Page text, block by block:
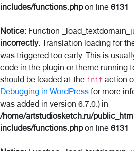
includes/functions.phpon line 6131
Notice: Function
incorrectly. Translation loading for
was triggered too early. This is
code in the plugin or theme running
should be loaded at the init action
Debugging in WordPress for more
was added in version 6.7.0.) in
/home/artstudiosketch.ru/
includes/functions.phpon line 6131